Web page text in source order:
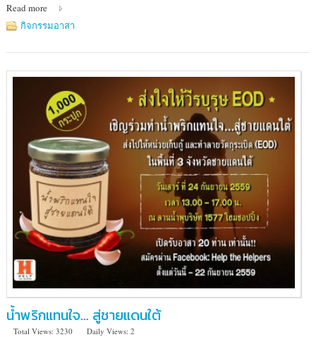
ศูนย์
คน
บ้าน
พุทธ
Homeless
Center,
Buddha
Monthon
Read more
กิจกรรมอาสา
น้ำพริกแทนใจ… สู่ชายแดนใต้
Total Views: 3230
Daily Views: 2